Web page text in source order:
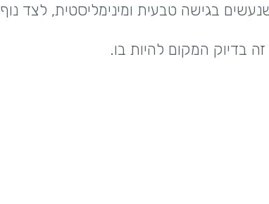
בגישה טבעית ומינימליסטית, לצד נוף
בדיוק המקום להיות בו.